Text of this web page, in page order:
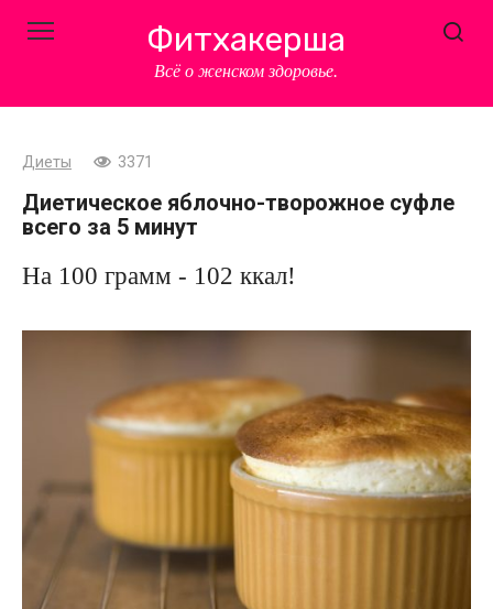
Фитхакерша
Всё о женском здоровье.
Диеты 3371
Диетическое яблочно-творожное суфле
всего за 5 минут
На 100 грамм - 102 ккал!